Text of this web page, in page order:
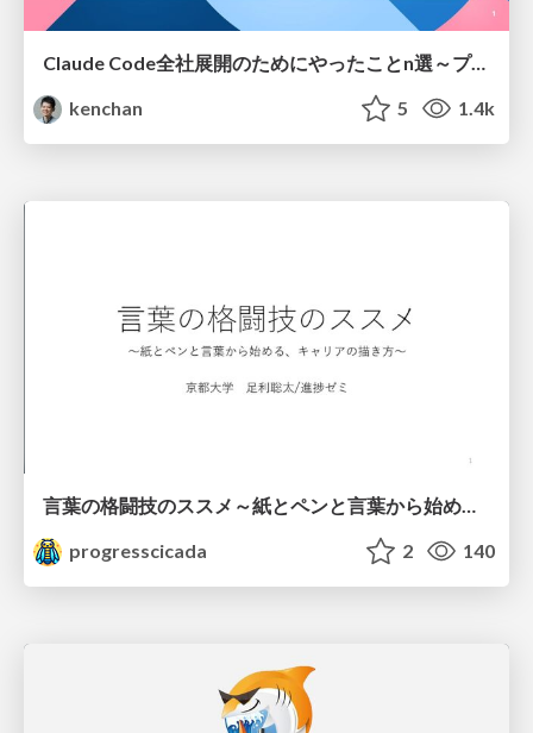
Claude Code全社展開のためにやったことn選～プラグイン302個・コミッター271人を支えるために～
kenchan
5 1.4k
言葉の格闘技のススメ～紙とペンと言葉から始める、キャリアの描き方～
progresscicada
2 140